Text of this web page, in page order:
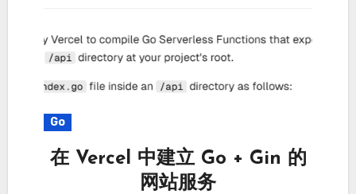
Go
在 Vercel 中建立 Go + Gin 的
网站服务